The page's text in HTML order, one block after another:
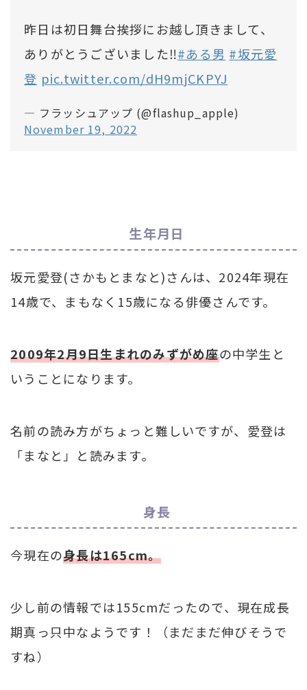
昨日は初日舞台挨拶にお越し頂きまして、
ありがとうございました‼️#ある男 #坂元愛
登 pic.twitter.com/dH9mjCKPYJ
— フラッシュアップ (@flashup_apple)
November 19, 2022
生年月日
坂元愛登(さかもとまなと)さんは、2024年現在
14歳で、まもなく15歳になる俳優さんです。
2009年2月9日生まれのみずがめ座の中学生と
いうことになります。
名前の読み方がちょっと難しいですが、愛登は
「まなと」と読みます。
身長
今現在の身長は165cm。
少し前の情報では155cmだったので、現在成長
期真っ只中なようです！（まだまだ伸びそうで
すね）